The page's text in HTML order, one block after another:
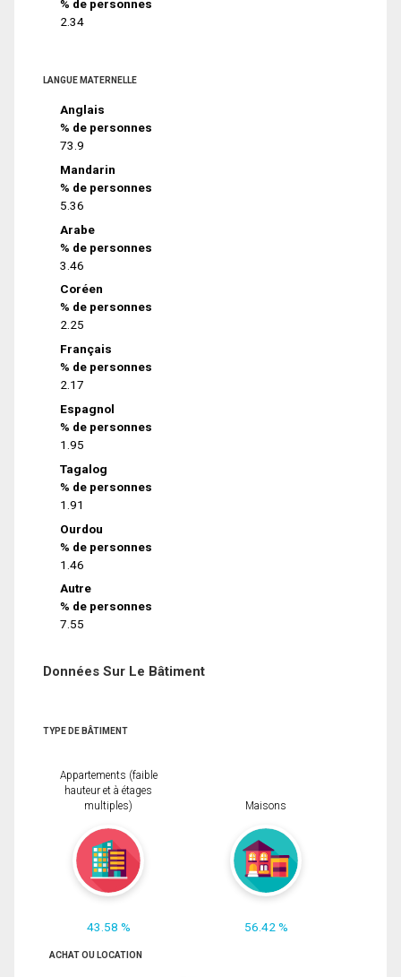
% de personnes
2.34
LANGUE MATERNELLE
Anglais
% de personnes
73.9
Mandarin
% de personnes
5.36
Arabe
% de personnes
3.46
Coréen
% de personnes
2.25
Français
% de personnes
2.17
Espagnol
% de personnes
1.95
Tagalog
% de personnes
1.91
Ourdou
% de personnes
1.46
Autre
% de personnes
7.55
Données Sur Le Bâtiment
TYPE DE BÂTIMENT
Appartements (faible
hauteur et à étages
multiples)
43.58 %
Maisons
56.42 %
ACHAT OU LOCATION